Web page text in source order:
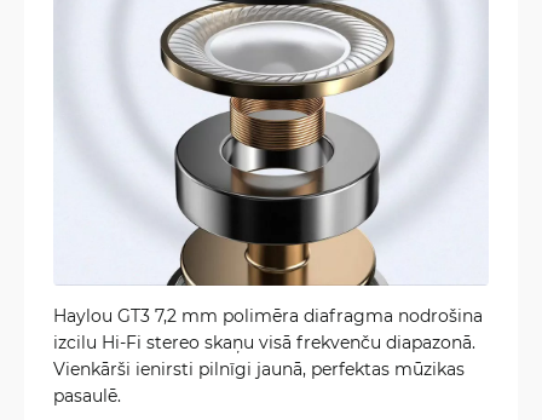
Haylou GT3 7,2 mm polimēra diafragma nodrošina
izcilu Hi-Fi stereo skaņu visā frekvenču diapazonā.
Vienkārši ienirsti pilnīgi jaunā, perfektas mūzikas
pasaulē.